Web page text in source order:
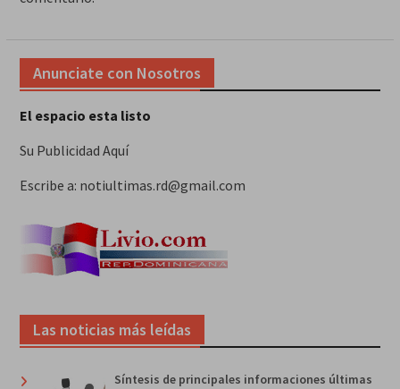
Anunciate con Nosotros
El espacio esta listo
Su Publicidad Aquí
Escribe a: notiultimas.rd@gmail.com
Las noticias más leídas
Síntesis de principales informaciones últimas